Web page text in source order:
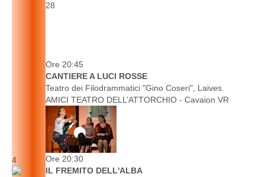
4
28
Ore 20:45
CANTIERE A LUCI ROSSE
Teatro dei Filodrammatici "Gino Coseri", Laives.
AMICI TEATRO DELL’ATTORCHIO - Cavaion VR
Ore 20:30
IL FREMITO DELL'ALBA